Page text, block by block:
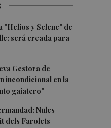
"Helios y Selene" de
será creada para
Gestora de
incondicional en la
gaiatero"
Nules
dels Farolets